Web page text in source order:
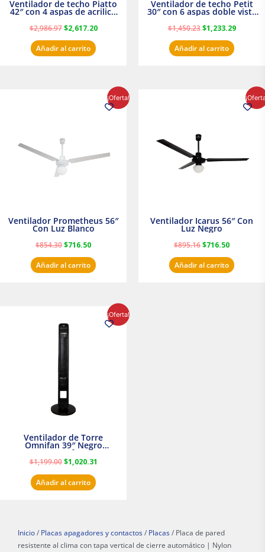
Ventilador de techo Piatto
42″ con 4 aspas de acrilico
transparente
$2,986.97 $2,617.20
Añadir al carrito
Ventilador de techo Petit
30″ con 6 aspas doble vista
Satinado Masterfan
$1,450.23 $1,233.29
Añadir al carrito
¡Oferta!
Ventilador Prometheus 56″
Con Luz Blanco
$854.30$716.50
precio
actual
Añadir al carrito
Ventilador Icarus 56″ Con
Luz Negro
$895.16$716.50
precio
actual
Añadir al carrito
¡Oferta!
Ventilador de Torre
Omnifan 39″ Negro
Masterfan
$1,199.00
original
era:
$1,020.31
precio
actual
Añadir al carrito
Inicio / Placas apagadores y contactos / Placas / Placa de pared
resistente al clima con tapa vertical de cierre automático | Nylon